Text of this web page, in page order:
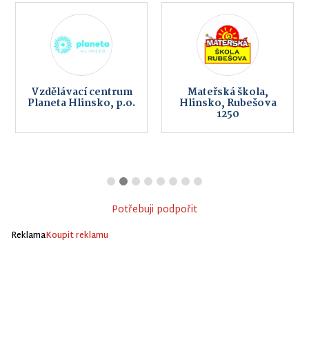
Vzdělávací centrum
Planeta Hlinsko, p.o.
Mateřská škola,
Hlinsko, Rubešova
1250
Potřebuji podpořit
ReklamaKoupit reklamu